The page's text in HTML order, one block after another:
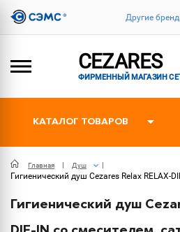
Другие
CEZARES
ФИРМЕННЫЙ МАГАЗИН
КАТАЛОГ ТОВАРОВ
Главная Душ
Гигиенический душ Cezares Relax RELAX-
Гигиенический душ